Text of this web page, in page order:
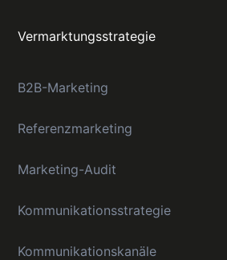
Vermarktungsstrategie
B2B-Marketing
Referenzmarketing
Marketing-Audit
Kommunikationsstrategie
Kommunikationskanäle